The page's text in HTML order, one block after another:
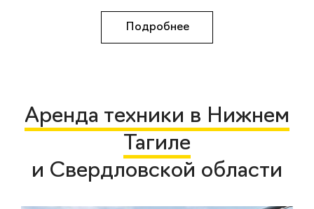
Подробнее
Аренда техники в Нижнем
Тагиле
и Свердловской области